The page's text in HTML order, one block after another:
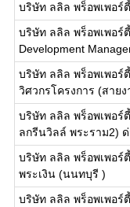
บริษัท ลลิล พร็อพเพอร์
บริษัท ลลิล พร็อพเพอร์
Development
บริษัท ลลิล พร็อพเพอร์
วิศวกรโครงการ (สาย
บริษัท ลลิล พร็อพเพอร์
ลกรีนวิลล์ พระราม2)
บริษัท ลลิล พร็อพเพอร์
พระเงิน (นนทบุรี )
บริษัท ลลิล พร็อพเพอร์